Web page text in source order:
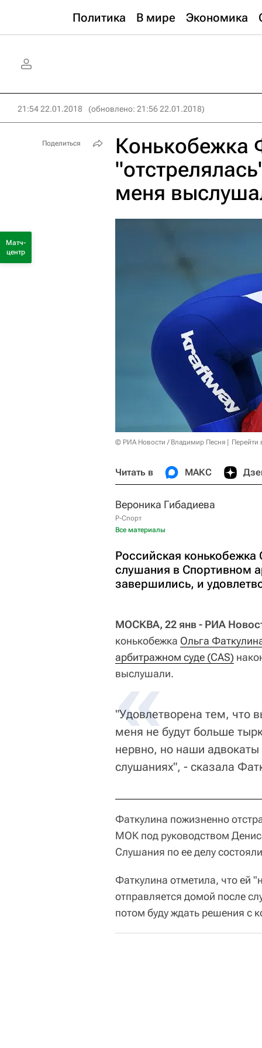
Политика В мире Экономика
21:54 22.01.2018 (обновлено: 21:56 22.01.2018)
Конькобежка
меня
© РИА Новости / Владимир Песня Перейти
Читать в МАКС
Вероника Гибадиева
Р-Спорт
Все материалы
Российская конькобежка
слушания в Спортивном
завершились, и
МОСКВА, 22 янв - РИА
конькобежка Ольга
арбитражном суде (CAS)
выслушали.
"Удовлетворена тем, что
меня не будут больше
нервно, но наши
слушаниях", - сказала
Фаткулина пожизненно
МОК под руководством
Слушания по ее делу
Фаткулина отметила, что ей
отправляется домой после
потом буду ждать решения с
Поделиться
Матч-
центр